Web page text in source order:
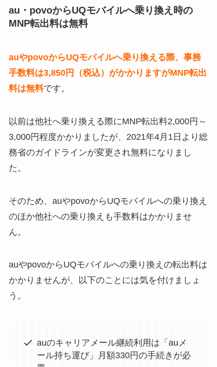
au・povoからUQモバイルへ乗り換え時の
MNP転出料は無料
auやpovoからUQモバイルへ乗り換える際、事務
手数料は3,850円（税込）がかかりますがMNP転出
料は無料です。
以前は他社へ乗り換える際にMNP転出料2,000円～
3,000円程度かかりましたが、2021年4月1日より総
務省のガイドラインが変更され無料になりまし
た。
そのため、auやpovoからUQモバイルへの乗り換え
のほか他社への乗り換えも手数料はかかりませ
ん。
auやpovoからUQモバイルへの乗り換えの転出料は
かかりませんが、以下のことには気を付けましょ
う。
auのキャリアメール継続利用は「auメ
ール持ち運び」月額330円の手続きが必